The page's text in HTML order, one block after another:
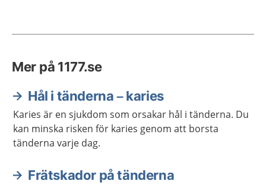
Mer på 1177.se
Hål i tänderna – karies
Karies är en sjukdom som orsakar hål i tänderna. Du
kan minska risken för karies genom att borsta
tänderna varje dag.
Frätskador på tänderna